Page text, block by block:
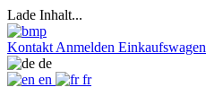
Lade Inhalt...
Kontakt Anmelden Einkaufswagen
de
en
fr